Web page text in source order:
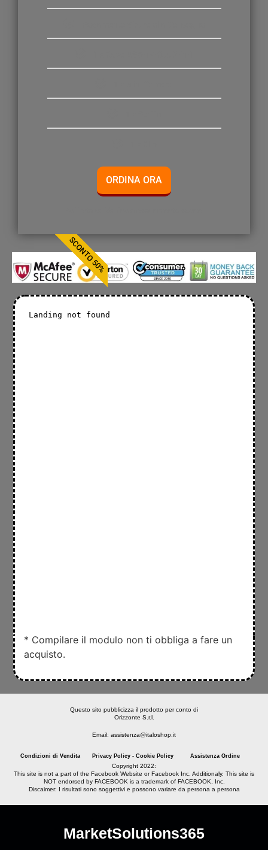
ORDINA ORA
SCONTO 50%
* Compilare il modulo non ti obbliga a fare un
acquisto.
Questo sito pubblicizza il prodotto per conto di
Orizzonte S.r.l.
Email: assistenza@italoshop.it
Condizioni di Vendita Privacy Policy - Cookie Policy Assistenza Ordine
Copyright 2022:
This site is not a part of the Facebook Website or Facebook Inc. Additionaly. This site is
NOT endorsed by FACEBOOK is a trademark of FACEBOOK, Inc.
Discaimer: I risultati sono soggettivi e possono variare da persona a persona
MarketSolutions365